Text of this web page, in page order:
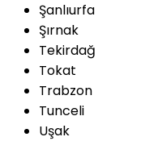
Şanlıurfa
Şırnak
Tekirdağ
Tokat
Trabzon
Tunceli
Uşak